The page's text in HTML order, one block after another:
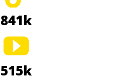
841k
515k